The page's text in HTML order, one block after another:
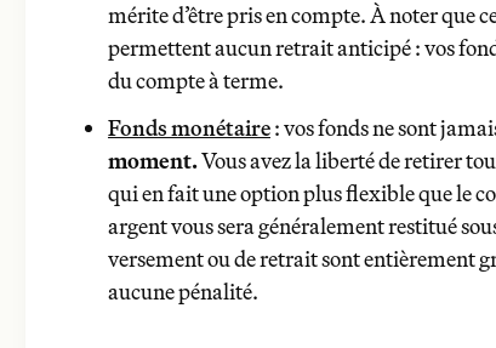
Compte à terme
mérite d’être pris en compte. À noter que
permettent aucun retrait anticipé : vos
du compte à terme.
Fonds monétaire: vos fonds ne sont
moment.Vous avez la liberté de retirer
qui en fait une option plus flexible que le
argent vous sera généralement restitué
versement ou de retrait sont entièrement
aucune pénalité.